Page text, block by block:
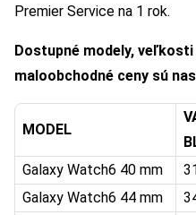
Premier Service na 1 rok.
Dostupné modely,
maloobchodné ceny sú
MODEL
V
Galaxy Watch6 40 mm
Galaxy Watch6 44 mm